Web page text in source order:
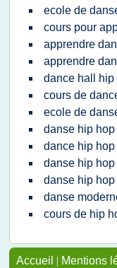
ecole de
cours pour
apprendre
apprendre
dance hall hip
cours de
ecole de
danse hip
dance hip
danse hip hop
danse hip
danse
cours de hip
Accueil | Mentions